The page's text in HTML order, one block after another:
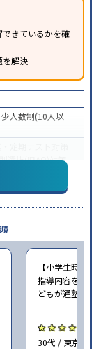
きているかを確
を解決
少人数制(10人以
定期テスト対策
選抜(旧AO)対策
漢検(漢字検
の受講可
【小学生時の通
指導内容を考え
どもが通塾。回
30代 / 東京都 女